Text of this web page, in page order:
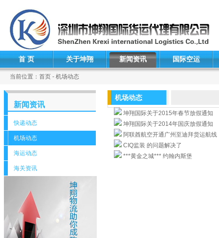
首 页 关于坤翔 新闻资讯 国际空运
当前位置：首页 - 机场动态
新闻资讯
快递动态
机场动态
海运动态
海关资讯
机场动态
坤翔国际关于2015年春节放假通知
坤翔国际关于2014年国庆放假通知
阿联酋航空开通广州至迪拜货运航线
CIQ监装 的问题解决了
***黄金之城*** 约翰内斯堡